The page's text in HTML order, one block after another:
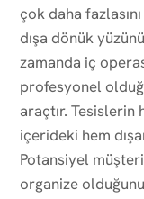
çok daha
dışa dönük
zamanda iç
profesyonel
araçtır.
içerideki hem
Potansiyel
organize